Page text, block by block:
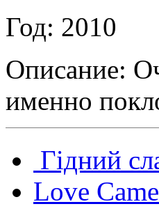
Год: 2010
Описание:
именно
Гідний
Love